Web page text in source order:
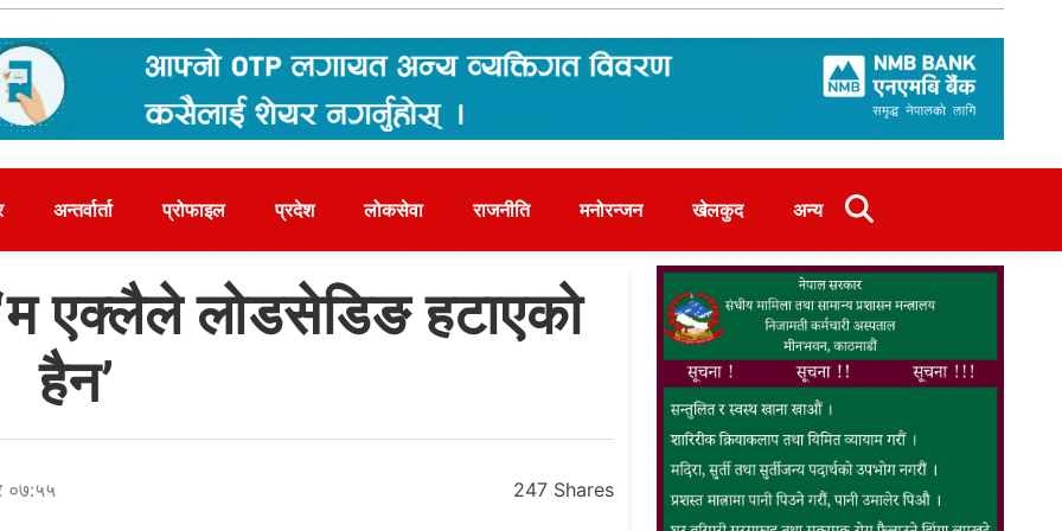
अन्तर्वार्ता प्रोफाइल प्रदेश लोकसेवा राजनीति मनोरन्जन खेलकुद अन्य
एक्लैले लोडसेडिङ हटाएको
हैन’
०७:५५ 247 Shares